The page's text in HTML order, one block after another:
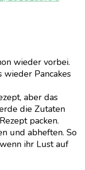
wieder vorbei.
wieder Pancakes
aber das
die Zutaten
packen.
und abheften. So
ihr Lust auf